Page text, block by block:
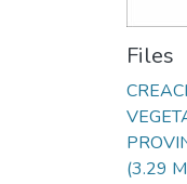
Files
(3.29